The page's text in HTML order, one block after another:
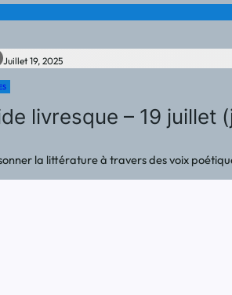
Juillet 19, 2025
livresque – 19 juillet
la littérature à travers des voix